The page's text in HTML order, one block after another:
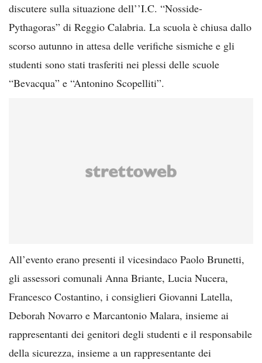
discutere sulla situazione dell’’I.C. “Nosside-
Pythagoras” di Reggio Calabria. La scuola è chiusa dallo
scorso autunno in attesa delle verifiche sismiche e gli
studenti sono stati trasferiti nei plessi delle scuole
“Bevacqua” e “Antonino Scopelliti”.
All’evento erano presenti il vicesindaco Paolo Brunetti,
gli assessori comunali Anna Briante, Lucia Nucera,
Francesco Costantino, i consiglieri Giovanni Latella,
Deborah Novarro e Marcantonio Malara, insieme ai
rappresentanti dei genitori degli studenti e il responsabile
della sicurezza, insieme a un rappresentante dei